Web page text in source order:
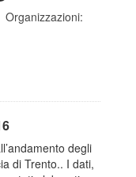
Organizzazioni:
degli
di Trento.. I dati,